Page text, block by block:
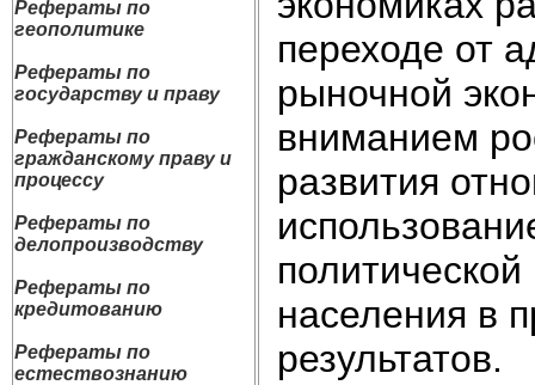
Рефераты по
геополитике
Рефераты по
государству и праву
Рефераты по
гражданскому праву и
процессу
Рефераты по
делопроизводству
Рефераты по
кредитованию
Рефераты по
естествознанию
переходе от
рыночной
вниманием
развития
населения в
результатов.